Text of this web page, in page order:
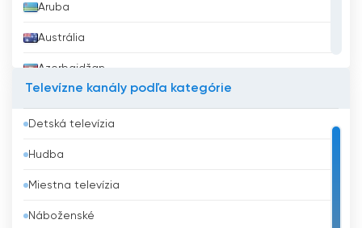
Aruba
Austrália
Azerbajdžan
Bangladéš
Barbados
Belgicko
Belize
Televízne kanály podľa kategórie
Detská televízia
Hudba
Miestna televízia
Náboženské